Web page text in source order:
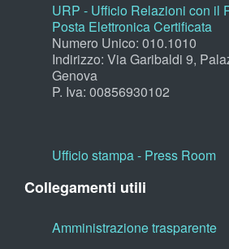
URP - Ufficio Relazioni con il
Posta Elettronica Certificata
Numero Unico: 010.1010
Indirizzo: Via Garibaldi 9,
Genova
P. Iva: 00856930102
Ufficio stampa - Press Room
Collegamenti utili
Amministrazione trasparente